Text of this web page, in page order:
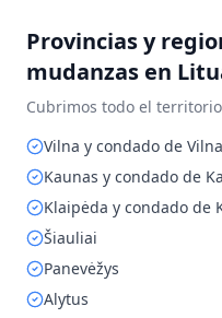
Provincias y
mudanzas en
Cubrimos todo el
Vilna y condado de Vilna
Kaunas y condado de
Klaipėda y condado de
Šiauliai
Panevėžys
Alytus